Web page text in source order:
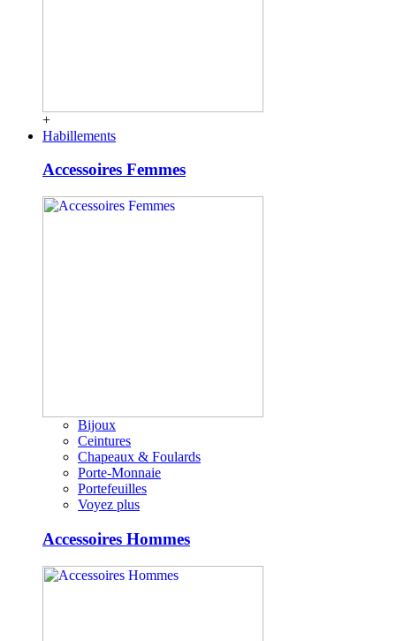
+
Habillements
Accessoires Femmes
Bijoux
Ceintures
Chapeaux & Foulards
Porte-Monnaie
Portefeuilles
Voyez plus
Accessoires Hommes